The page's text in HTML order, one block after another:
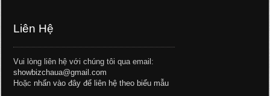
Liên Hệ
Vui lòng liên hệ với chúng tôi qua email:
showbizchaua@gmail.com
Hoặc nhấn vào đây để liên hệ theo biểu mẫu